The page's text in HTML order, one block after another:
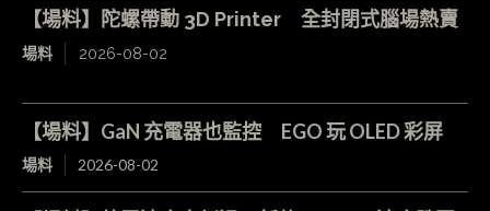
【場料】陀螺帶動 3D Printer 全封閉式腦場熱賣
場料 2026-08-02
【場料】GaN 充電器也監控 EGO 玩 OLED 彩屏
場料 2026-08-02